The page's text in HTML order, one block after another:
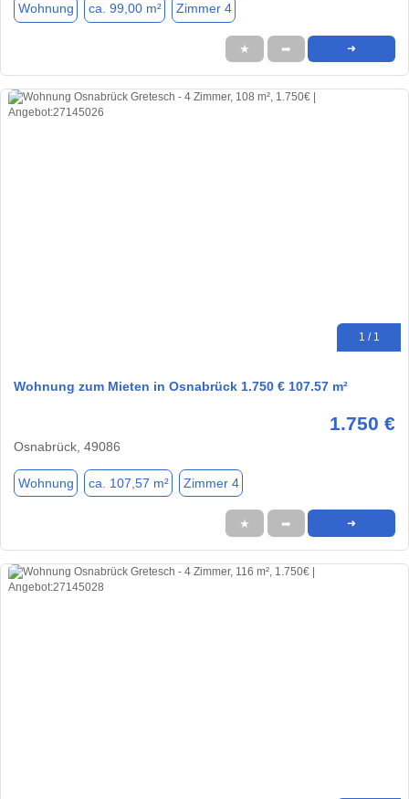
Wohnung ca. 99,00 m² Zimmer 4
★ ➦ ➜
1 / 1
Wohnung zum Mieten in Osnabrück 1.750 € 107.57 m²
1.750 €
Osnabrück, 49086
Wohnung ca. 107,57 m² Zimmer 4
★ ➦ ➜